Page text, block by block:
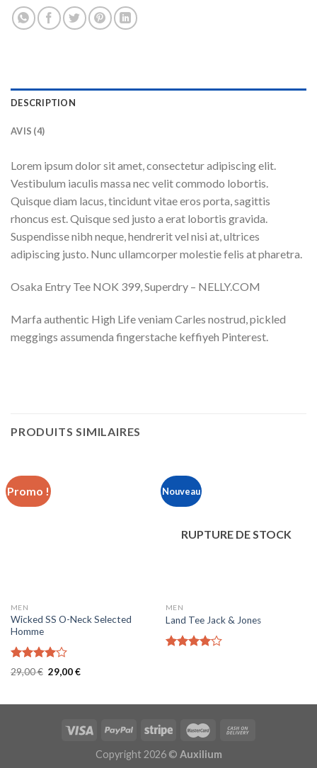
DESCRIPTION
AVIS (4)
Lorem ipsum dolor sit amet, consectetur adipiscing elit.
Vestibulum iaculis massa nec velit commodo lobortis.
Quisque diam lacus, tincidunt vitae eros porta, sagittis
rhoncus est. Quisque sed justo a erat lobortis gravida.
Suspendisse nibh neque, hendrerit vel nisi at, ultrices
adipiscing justo. Nunc ullamcorper molestie felis at pharetra.
Osaka Entry Tee NOK 399, Superdry – NELLY.COM
Marfa authentic High Life veniam Carles nostrud, pickled
meggings assumenda fingerstache keffiyeh Pinterest.
PRODUITS SIMILAIRES
Promo !
MEN
Wicked SS O-Neck Selected
Homme
Note
4.00
29,00€ Le
prix
29,00 €.
29,00€Le
29,00 €.
Nouveau
RUPTURE DE STOCK
MEN
Land Tee Jack & Jones
Copyright 2026 © Auxilium